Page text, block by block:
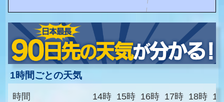
1時間ごとの天気
時間
14時 15時 16時 17時 18時